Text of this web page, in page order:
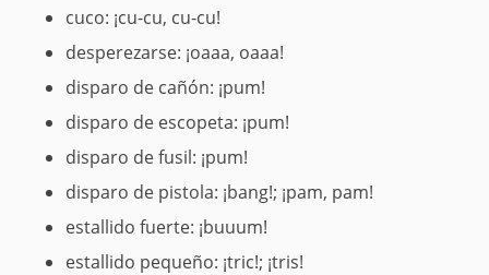
cuco: ¡cu-cu, cu-cu!
desperezarse: ¡oaaa, oaaa!
disparo de cañón: ¡pum!
disparo de escopeta: ¡pum!
disparo de fusil: ¡pum!
disparo de pistola: ¡bang!; ¡pam, pam!
estallido fuerte: ¡buuum!
estallido pequeño: ¡tric!; ¡tris!